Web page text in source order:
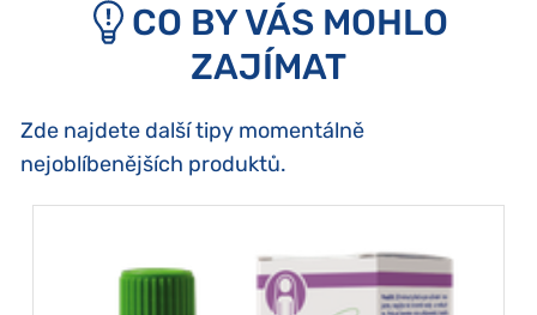
CO BY VÁS MOHLO
ZAJÍMAT
Zde najdete další tipy momentálně
nejoblíbenějších produktů.